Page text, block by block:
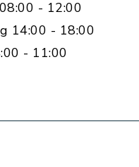
- 12:00
14:00 - 18:00
- 11:00